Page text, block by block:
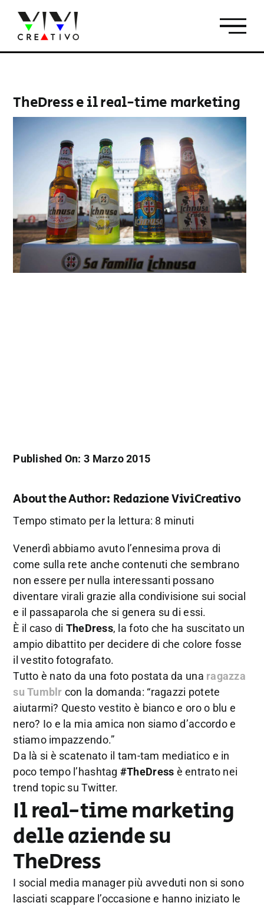
contenuto
TheDress e il real-time marketing
Published On: 3 Marzo 2015
About the Author: Redazione ViviCreativo
Tempo stimato per la lettura: 8 minuti
Venerdì abbiamo avuto l’ennesima prova di
come sulla rete anche contenuti che sembrano
non essere per nulla interessanti possano
diventare virali grazie alla condivisione sui social
e il passaparola che si genera su di essi.
È il caso di TheDress, la foto che ha suscitato un
ampio dibattito per decidere di che colore fosse
il vestito fotografato.
Tutto è nato da una foto postata da una ragazza
su Tumblr con la domanda: “ragazzi potete
aiutarmi? Questo vestito è bianco e oro o blu e
nero? Io e la mia amica non siamo d’accordo e
stiamo impazzendo.”
Da là si è scatenato il tam-tam mediatico e in
poco tempo l’hashtag #TheDress è entrato nei
trend topic su Twitter.
Il real-time marketing
delle aziende su
TheDress
I social media manager più avveduti non si sono
lasciati scappare l’occasione e hanno iniziato le